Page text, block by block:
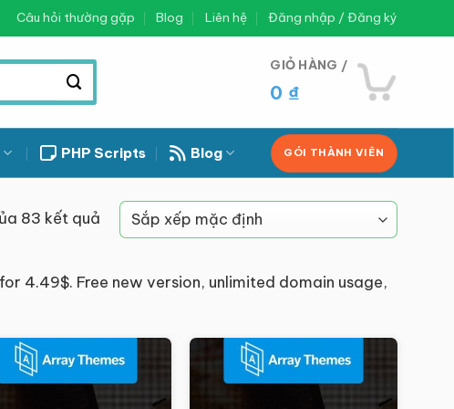
Câu hỏi thường gặp Blog Liên hệ Đăng nhập / Đăng ký
GIỎ HÀNG /
0 ₫
PHP Scripts Blog GÓI THÀNH VIÊN
83 kết quả
4.49$. Free new version, unlimited domain usage,
giá! Giảm giá!